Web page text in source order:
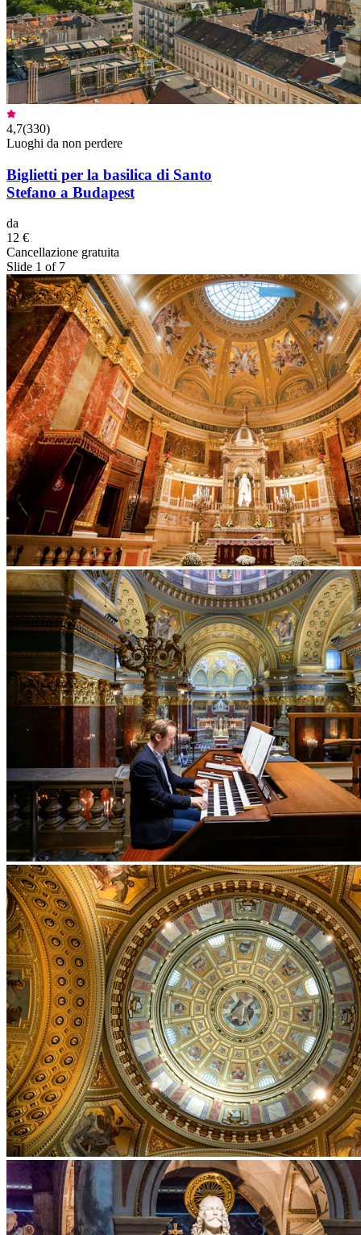
4,7(330)
Luoghi da non perdere
Biglietti per la basilica di Santo
Stefano a Budapest
da
12 €
Cancellazione gratuita
Slide 1 of 7